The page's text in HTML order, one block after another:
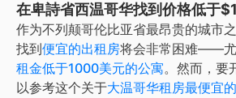
在卑詩省西温哥华找到价格低于
作为不列颠哥伦比亚省最昂贵的城市
找到便宜的出租房将会非常困难——尤
租金低于1000美元的公寓。然而，要
以参考这个关于大温哥华租房最便宜